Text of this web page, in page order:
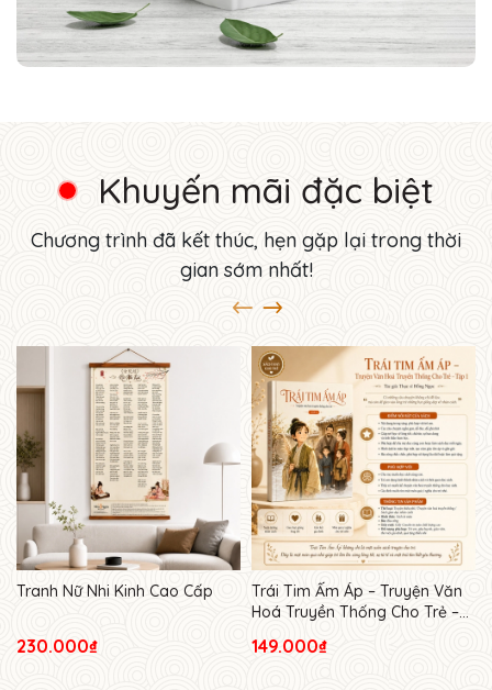
Khuyến mãi đặc biệt
Chương trình đã kết thúc, hẹn gặp lại trong thời
gian sớm nhất!
Tranh Nữ Nhi Kinh Cao Cấp
230.000₫
Trái Tim Ấm Áp – Truyện Văn
Hoá Truyền Thống Cho Trẻ –
149.000₫